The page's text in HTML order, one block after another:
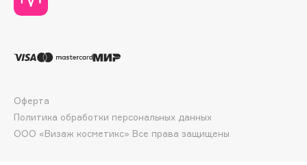
Dessange
Divage
Dorco
DP Daily Perfection
ООО «Визаж косметикс» Все права защищены
Оферта
Политика обработки персональных данных